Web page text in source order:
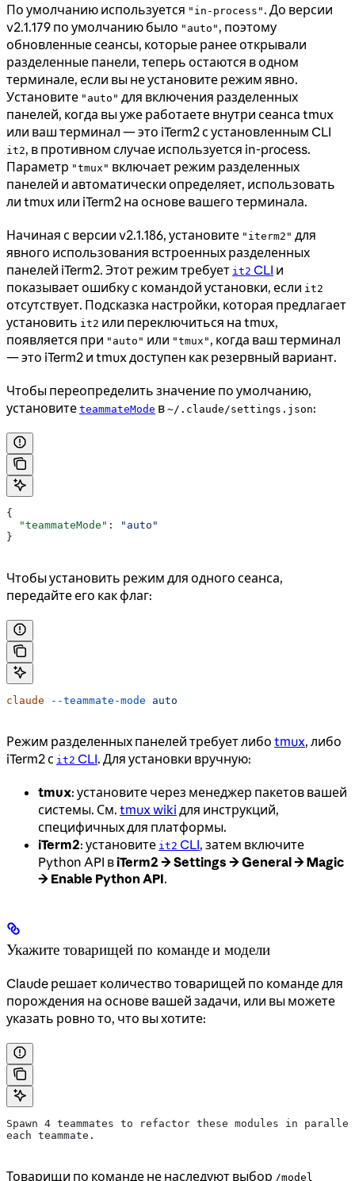
По умолчанию используется "in-process" . До версии
v2.1.179 по умолчанию было "auto" , поэтому
обновленные сеансы, которые ранее открывали
разделенные панели, теперь остаются в одном
терминале, если вы не установите режим явно.
Установите "auto" для включения разделенных
панелей, когда вы уже работаете внутри сеанса tmux
или ваш терминал — это iTerm2 с установленным CLI
it2, в противном случае используется in-process.
Параметр "tmux" включает режим разделенных
панелей и автоматически определяет, использовать
ли tmux или iTerm2 на основе вашего терминала.
Начиная с версии v2.1.186, установите "iterm2" для
явного использования встроенных разделенных
панелей iTerm2. Этот режим требует it2 CLI и
показывает ошибку с командой установки, если it2
отсутствует. Подсказка настройки, которая предлагает
установить it2 или переключиться на tmux,
появляется при "auto" или "tmux" , когда ваш терминал
— это iTerm2 и tmux доступен как резервный вариант.
Чтобы переопределить значение по умолчанию,
установите teammateMode в ~/.claude/settings.json:
{
  "teammateMode"
:
"auto"
}
Чтобы установить режим для одного сеанса,
передайте его как флаг:
claude --teammate-mode auto
Режим разделенных панелей требует либо tmux, либо
iTerm2 с it2 CLI. Для установки вручную:
tmux: установите через менеджер пакетов вашей
системы. См. tmux wiki для инструкций,
специфичных для платформы.
iTerm2: установите it2 CLI, затем включите
Python API в iTerm2 → Settings → General → Magic
→ Enable Python API.
Укажите товарищей по команде и модели
Claude решает количество товарищей по команде для
порождения на основе вашей задачи, или вы можете
указать ровно то, что вы хотите:
Spawn 4 teammates to refactor these modules in
each teammate.
Товарищи по команде не наследуют выбор /model